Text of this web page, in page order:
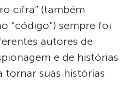
cifra” (também
“código”) sempre foi
autores de
e de histórias
tornar suas histórias